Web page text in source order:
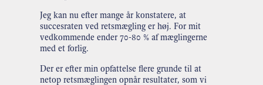
Jeg kan nu efter mange år konstatere, at
succesraten ved retsmægling er høj. For mit
vedkommende ender 70-80 % af mæglingerne
med et forlig.
Der er efter min opfattelse flere grunde til at
netop retsmæglingen opnår resultater, som vi